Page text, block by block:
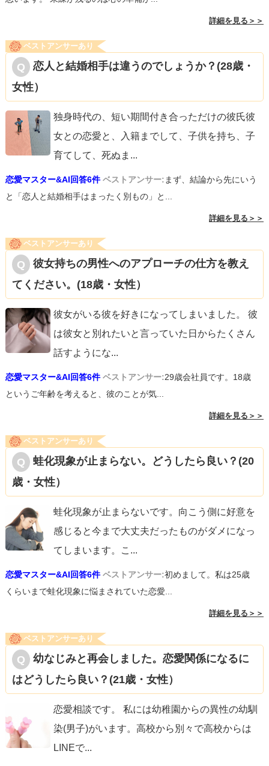
詳細を見る＞＞
ベストアンサーあり
恋人と結婚相手は違うのでしょうか？(28歳・
女性）
独身時代の、短い期間付き合っただけの彼氏彼
女との恋愛と、入籍までして、子供を持ち、子
育てして、死ぬま ...
恋愛マスター&AI回答6件 ベストアンサー:まず、結論から先にいう
と「恋人と結婚相手はまったく別もの」と...
詳細を見る＞＞
ベストアンサーあり
彼女持ちの男性へのアプローチの仕方を教え
てください。(18歳・女性）
彼女がいる彼を好きになってしまいました。 彼
は彼女と別れたいと言っていた日からたくさん
話すようにな...
恋愛マスター&AI回答6件 ベストアンサー:29歳会社員です。18歳
というご年齢を考えると、彼のことが気...
詳細を見る＞＞
ベストアンサーあり
蛙化現象が止まらない。どうしたら良い？(20
歳・女性）
蛙化現象が止まらないです。向こう側に好意を
感じると今まで大丈夫だったものがダメになっ
てしまいます。こ ...
恋愛マスター&AI回答6件 ベストアンサー:初めまして。私は25歳
くらいまで蛙化現象に悩まされていた恋愛...
詳細を見る＞＞
ベストアンサーあり
幼なじみと再会しました。恋愛関係になるに
はどうしたら良い？(21歳・女性）
恋愛相談です。 私には幼稚園からの異性の幼馴
染(男子)がいます。高校から別々で高校からは
LINEで...